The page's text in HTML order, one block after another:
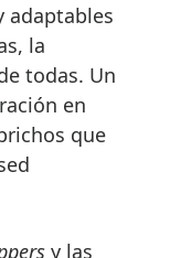
adaptables
la
todas. Un
en
que
y las